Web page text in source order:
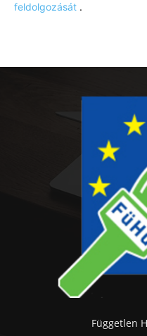
feldolgozását .
Független